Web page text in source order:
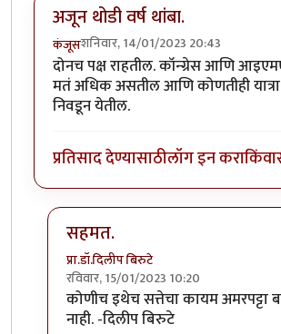
अजून थोडी वर्ष थांबा.
कंजूसशनिवार, 14/01/2023 20:43
दोनच पक्ष राहतील. कॉन्ग्रेस आणि
मतं अधिक असतील आणि कोणतीही
निवडून येतील.
प्रतिसाद देण्यासाठीलॉग इन कराकिंवा
सहमत.
प्रा.डॉ.दिलीप बिरुटे
रविवार, 15/01/2023 10:20
In reply toअजून थोडी वर्ष थांबा.by
कोणीच इथेच सत्तेचा कायम
नाही. -दिलीप बिरुटे